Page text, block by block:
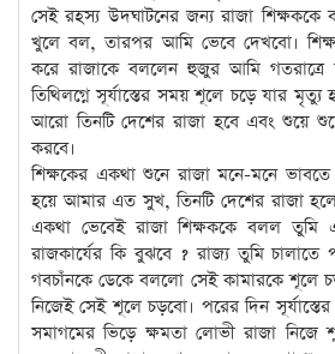
সেই রহস্য উদঘাটনের জন্য রাজা
খুলে বল, তারপর আমি ভেবে দেখবো।
করে রাজাকে বললেন হুজুর আমি গতরাত্রে
তিথিলগ্নে সূর্যাস্তের সময় শূলে চড়ে যার
আরো তিনটি দেশের রাজা হবে এবং শুয়ে
করবে।
শিক্ষকের একথা শুনে রাজা মনে-মনে
হয়ে আমার এত সুখ, তিনটি দেশের রাজা
একথা ভেবেই রাজা শিক্ষককে বলল
রাজকার্যের কি বুঝবে ? রাজ্য তুমি চালাতে
গবচাঁনকে ডেকে বললো সেই কামারকে শূলে
নিজেই সেই শূলে চড়বো। পরের দিন
সমাগমের ভিড়ে ক্ষমতা লোভী রাজা নিজে